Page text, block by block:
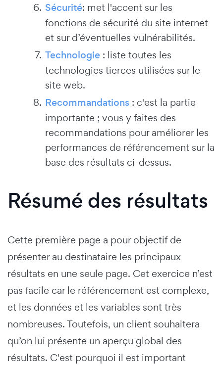
Sécurité: met l'accent sur les
fonctions de sécurité du site internet
et sur d’éventuelles vulnérabilités.
Technologie : liste toutes les
technologies tierces utilisées sur le
site web.
Recommandations : c'est la partie
importante ; vous y faites des
recommandations pour améliorer les
performances de référencement sur la
base des résultats ci-dessus.
Résumé des résultats
Cette première page a pour objectif de
présenter au destinataire les principaux
résultats en une seule page. Cet exercice n’est
pas facile car le référencement est complexe,
et les données et les variables sont très
nombreuses. Toutefois, un client souhaitera
qu’on lui présente un aperçu global des
résultats. C'est pourquoi il est important